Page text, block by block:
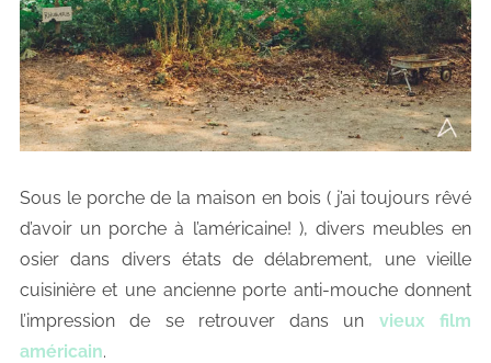
Sous le porche de la maison en bois ( j’ai toujours rêvé
d’avoir un porche à l’américaine! ), divers meubles en
osier dans divers états de délabrement, une vieille
cuisinière et une ancienne porte anti-mouche donnent
l’impression de se retrouver dans un vieux film
américain.